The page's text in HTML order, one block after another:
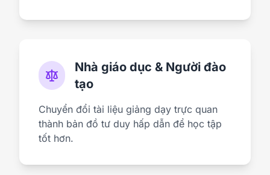
Nhà giáo dục & Người đào
tạo
Chuyển đổi tài liệu giảng dạy trực quan
thành bản đồ tư duy hấp dẫn để học tập
tốt hơn.